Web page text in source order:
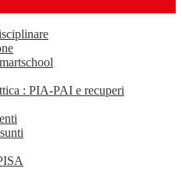
: PIA-PAI e recuperi